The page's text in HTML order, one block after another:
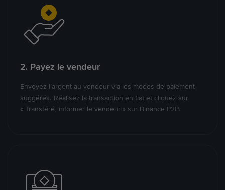
2. Payez le vendeur
Envoyez l’argent au vendeur via les modes de paiement
suggérés. Réalisez la transaction en fiat et cliquez sur
« Transféré, informer le vendeur » sur Binance P2P.